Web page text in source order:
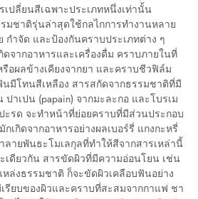
เปลี่ยนสีเฉพาะประเภทหนึ่งเท่านั้น
ชาติรุ่นล่าสุดใช้กลไกการทำงานหลาย
กำจัด และป้องกันคราบประเภทต่าง ๆ
จากอาหารและเครื่องดื่ม คราบภายในที่
รือผลข้างเคียงจากยา และคราบชีวฟิล์ม
มีโทนสีเหลือง สารสกัดจากธรรมชาติที่มี
าเปน (papain) จากมะละกอ และโบรเม
ะรด จะทำหน้าที่ย่อยคราบที่มีส่วนประกอบ
เกิดจากอาหารอย่างผลเบอร์รี่ แกงกะหรี่
ลายพันธะโมเลกุลที่ทำให้สีจากสารเหล่านี้
ดียวกัน สารขัดผิวที่มีความอ่อนโยน เช่น
ล่งธรรมชาติ ก็จะขัดผิวเคลือบฟันอย่าง
รียบของผิวและคราบที่สะสมจากกาแฟ ชา